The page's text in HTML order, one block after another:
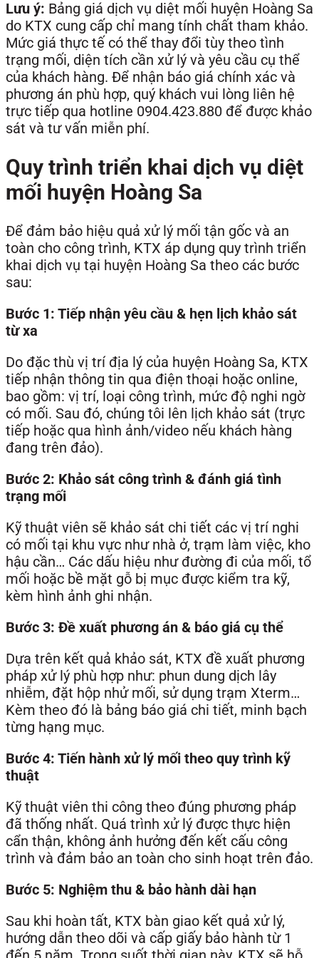
Lưu ý: Bảng giá dịch vụ diệt mối huyện Hoàng Sa
do KTX cung cấp chỉ mang tính chất tham khảo.
Mức giá thực tế có thể thay đổi tùy theo tình
trạng mối, diện tích cần xử lý và yêu cầu cụ thể
của khách hàng. Để nhận báo giá chính xác và
phương án phù hợp, quý khách vui lòng liên hệ
trực tiếp qua hotline 0904.423.880 để được khảo
sát và tư vấn miễn phí.
Quy trình triển khai dịch vụ diệt
mối huyện Hoàng Sa
Để đảm bảo hiệu quả xử lý mối tận gốc và an
toàn cho công trình, KTX áp dụng quy trình triển
khai dịch vụ tại huyện Hoàng Sa theo các bước
sau:
Bước 1: Tiếp nhận yêu cầu & hẹn lịch khảo sát
từ xa
Do đặc thù vị trí địa lý của huyện Hoàng Sa, KTX
tiếp nhận thông tin qua điện thoại hoặc online,
bao gồm: vị trí, loại công trình, mức độ nghi ngờ
có mối. Sau đó, chúng tôi lên lịch khảo sát (trực
tiếp hoặc qua hình ảnh/video nếu khách hàng
đang trên đảo).
Bước 2: Khảo sát công trình & đánh giá tình
trạng mối
Kỹ thuật viên sẽ khảo sát chi tiết các vị trí nghi
có mối tại khu vực như nhà ở, trạm làm việc, kho
hậu cần… Các dấu hiệu như đường đi của mối, tổ
mối hoặc bề mặt gỗ bị mục được kiểm tra kỹ,
kèm hình ảnh ghi nhận.
Bước 3: Đề xuất phương án & báo giá cụ thể
Dựa trên kết quả khảo sát, KTX đề xuất phương
pháp xử lý phù hợp như: phun dung dịch lây
nhiễm, đặt hộp nhử mối, sử dụng trạm Xterm…
Kèm theo đó là bảng báo giá chi tiết, minh bạch
từng hạng mục.
Bước 4: Tiến hành xử lý mối theo quy trình kỹ
thuật
Kỹ thuật viên thi công theo đúng phương pháp
đã thống nhất. Quá trình xử lý được thực hiện
cẩn thận, không ảnh hưởng đến kết cấu công
trình và đảm bảo an toàn cho sinh hoạt trên đảo.
Bước 5: Nghiệm thu & bảo hành dài hạn
Sau khi hoàn tất, KTX bàn giao kết quả xử lý,
hướng dẫn theo dõi và cấp giấy bảo hành từ 1